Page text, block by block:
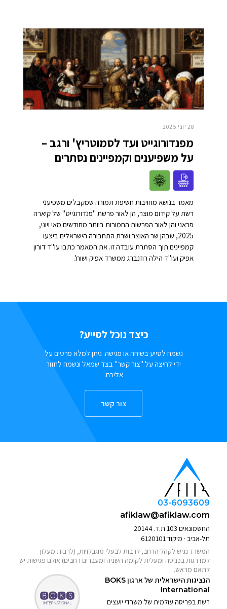
28 יוני 2025
מפנדורוגייט ועד לסמוטריץ' ורגב –
על משפיענים וקמפיינים נסתרים
מאמר בנושא מחויבות חשיפת תמורה שמקבלים משפיעני
רשת על קידום מוצר, הן לאור פרשת "פנדורוגייט" של קיארה
פראני והן לאור הפרשות החמורות ביותר מחודשים מאי ויוני,
2025, שבהן שר האוצר ושרת התחבורה הישראלים ביצעו
קמפיינים תוך הסתרת עובדה זו. את המאמר כתבו עו"ד דורון
אפיק ועו"ד הילה רוזנברג ממשרד אפיק ושות'.
כיצד נוכל לסייע?
נשמח לסייע בשיחה או פגישה. ניתן למלא פרטים על
ידי לחיצה על "צור קשר" בצד שמאל ונשמח לחזור
אליכם.
צור קשר
03-6093609
afiklaw@afiklaw.com
החשמונאים 103 ת.ד. 20144
תל-אביב · מיקוד 6120101
המשרד נגיש לקהל הרחב, לרבות לבעלי מוגבלויות, (לרבות מעלון
למדרגות בכניסה ומעלית לקומה השניה ומעברים רחבים) אולם פגישות יש
לתאם מראש.
הנציגות הישראלית של ארגוןBOKS
International
רשת בפריסה עולמית של משרדי יועצים